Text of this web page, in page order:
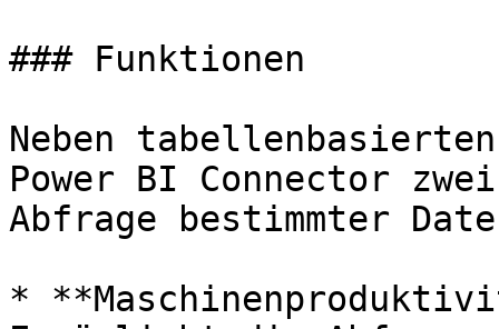
### Funktionen
Neben
Power BI Connector
Abfrage bestimmter
*